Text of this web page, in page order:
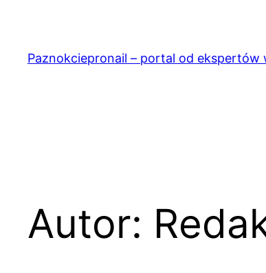
treściPaznokciepronail – portal od ekspertów
Autor: